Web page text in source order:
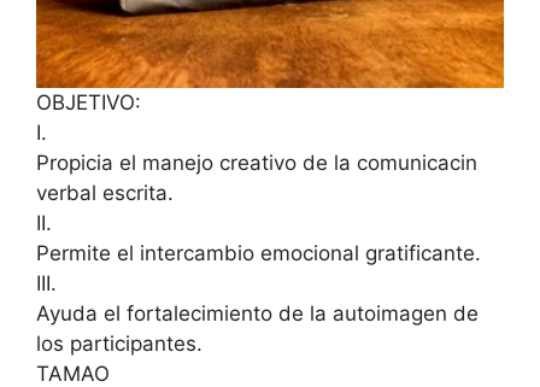
OBJETIVO:
I.
Propicia el manejo creativo de la comunicacin
verbal escrita.
II.
Permite el intercambio emocional gratificante.
III.
Ayuda el fortalecimiento de la autoimagen de
los participantes.
TAMAO